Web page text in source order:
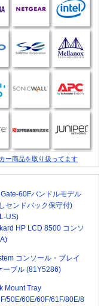
ー商品を取り扱ってます
60Fバンドルモデル
センドバック保守付)
US)
HP LCD 8500 コンソ
コンソール・ブレイ
ーブル (81Y5286)
Mount Tray
50E/60E/60F/61F/80E/8